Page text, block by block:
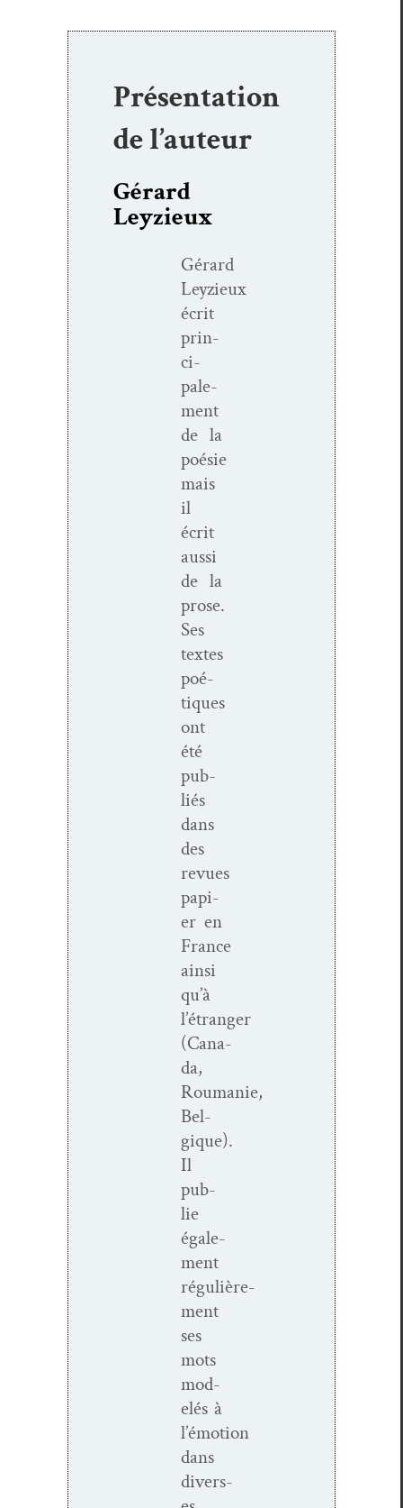
Présentation
de l’auteur
Gérard
Leyzieux
Gérard
Leyzieux
écrit
prin­
ci­
pale­
ment
de la
poésie
mais
il
écrit
aus­si
de la
prose.
Ses
textes
poé­
tiques
ont
été
pub­
liés
dans
des
revues
papi­
er en
France
ain­si
qu’à
l’étranger
(Cana­
da,
Roumanie,
Bel­
gique).
Il
pub­
lie
égale­
ment
régulière­
ment
ses
mots
mod­
elés à
l’émotion
dans
divers­